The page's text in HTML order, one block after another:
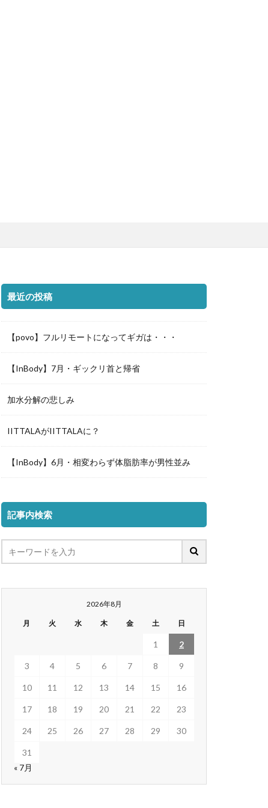
最近の投稿
【povo】フルリモートになってギガは・・・
【InBody】7月・ギックリ首と帰省
加水分解の悲しみ
IITTALAがIITTALAに？
【InBody】6月・相変わらず体脂肪率が男性並み
記事内検索
2026年8月
月 火 水 木 金 土 日
1 2
3 4 5 6 7 8 9
10 11 12 13 14 15 16
17 18 19 20 21 22 23
24 25 26 27 28 29 30
31
« 7月